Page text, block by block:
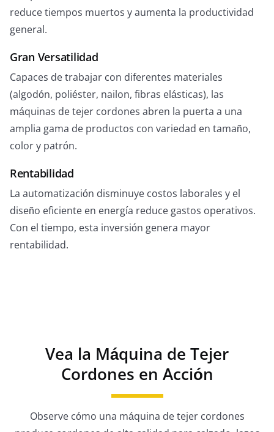
reduce tiempos muertos y aumenta la productividad
general.
Gran Versatilidad
Capaces de trabajar con diferentes materiales
(algodón, poliéster, nailon, fibras elásticas), las
máquinas de tejer cordones abren la puerta a una
amplia gama de productos con variedad en tamaño,
color y patrón.
Rentabilidad
La automatización disminuye costos laborales y el
diseño eficiente en energía reduce gastos operativos.
Con el tiempo, esta inversión genera mayor
rentabilidad.
Vea la Máquina de Tejer
Cordones en Acción
Observe cómo una máquina de tejer cordones